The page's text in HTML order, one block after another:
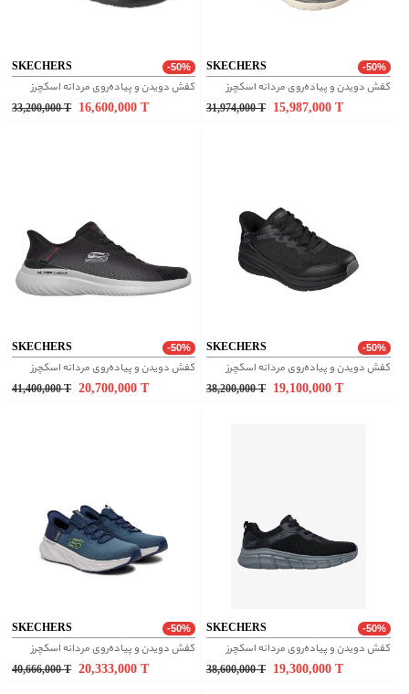
SKECHERS -50%
کفش دویدن و پیاده‌روی مردانه اسکچرز
33,200,000 T 16,600,000
SKECHERS -50%
کفش دویدن و پیاده‌روی مردانه اسکچرز
31,974,000 T 15,987,000
SKECHERS -50%
کفش دویدن و پیاده‌روی مردانه اسکچرز
41,400,000 T 20,700,000
SKECHERS -50%
کفش دویدن و پیاده‌روی مردانه اسکچرز
38,200,000 T 19,100,000
SKECHERS -50%
کفش دویدن و پیاده‌روی مردانه اسکچرز
40,666,000 T 20,333,000
SKECHERS -50%
کفش دویدن و پیاده‌روی مردانه اسکچرز
38,600,000 T 19,300,000